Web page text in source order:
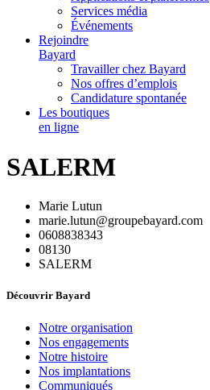
Services média
Événements
Rejoindre
Bayard
Travailler chez Bayard
Nos offres d’emplois
Candidature spontanée
Les boutiques
en ligne
SALERM
Marie Lutun
marie.lutun@groupebayard.com
0608838343
08130
SALERM
Découvrir Bayard
Notre organisation
Nos engagements
Notre histoire
Nos implantations
Communiqués